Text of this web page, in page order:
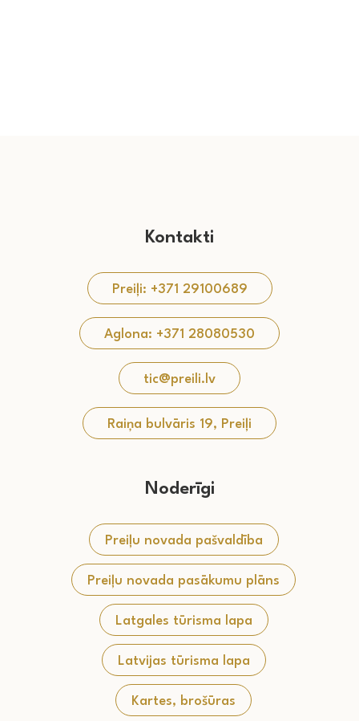
Kontakti
Preiļi: +371 29100689
Aglona: +371 28080530
tic@preili.lv
Raiņa bulvāris 19, Preiļi
Noderīgi
Preiļu novada pašvaldība
Preiļu novada pasākumu plāns
Latgales tūrisma lapa
Latvijas tūrisma lapa
Kartes, brošūras